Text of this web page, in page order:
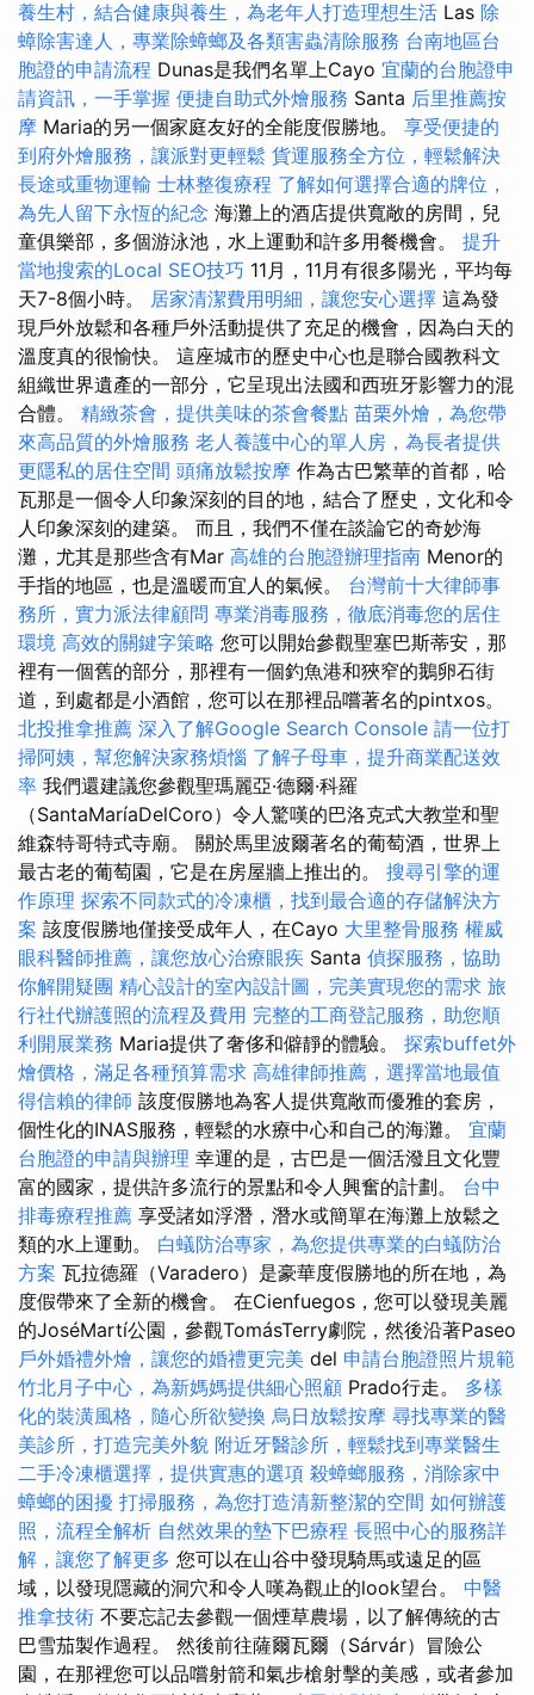
養生村，結合健康與養生，為老年人打造理想生活 Las 除
蟑除害達人，專業除蟑螂及各類害蟲清除服務 台南地區台
胞證的申請流程 Dunas是我們名單上Cayo 宜蘭的台胞證申
請資訊，一手掌握 便捷自助式外燴服務 Santa 后里推薦按
摩 Maria的另一個家庭友好的全能度假勝地。 享受便捷的
到府外燴服務，讓派對更輕鬆 貨運服務全方位，輕鬆解決
長途或重物運輸 士林整復療程 了解如何選擇合適的牌位，
為先人留下永恆的紀念 海灘上的酒店提供寬敞的房間，兒
童俱樂部，多個游泳池，水上運動和許多用餐機會。 提升
當地搜索的Local SEO技巧 11月，11月有很多陽光，平均每
天7-8個小時。 居家清潔費用明細，讓您安心選擇 這為發
現戶外放鬆和各種戶外活動提供了充足的機會，因為白天的
溫度真的很愉快。 這座城市的歷史中心也是聯合國教科文
組織世界遺產的一部分，它呈現出法國和西班牙影響力的混
合體。 精緻茶會，提供美味的茶會餐點 苗栗外燴，為您帶
來高品質的外燴服務 老人養護中心的單人房，為長者提供
更隱私的居住空間 頭痛放鬆按摩 作為古巴繁華的首都，哈
瓦那是一個令人印象深刻的目的地，結合了歷史，文化和令
人印象深刻的建築。 而且，我們不僅在談論它的奇妙海
灘，尤其是那些含有Mar 高雄的台胞證辦理指南 Menor的
手指的地區，也是溫暖而宜人的氣候。 台灣前十大律師事
務所，實力派法律顧問 專業消毒服務，徹底消毒您的居住
環境 高效的關鍵字策略 您可以開始參觀聖塞巴斯蒂安，那
裡有一個舊的部分，那裡有一個釣魚港和狹窄的鵝卵石街
道，到處都是小酒館，您可以在那裡品嚐著名的pintxos。
北投推拿推薦 深入了解Google Search Console 請一位打
掃阿姨，幫您解決家務煩惱 了解子母車，提升商業配送效
率 我們還建議您參觀聖瑪麗亞·德爾·科羅
（SantaMaríaDelCoro）令人驚嘆的巴洛克式大教堂和聖
維森特哥特式寺廟。 關於馬里波爾著名的葡萄酒，世界上
最古老的葡萄園，它是在房屋牆上推出的。 搜尋引擎的運
作原理 探索不同款式的冷凍櫃，找到最合適的存儲解決方
案 該度假勝地僅接受成年人，在Cayo 大里整骨服務 權威
眼科醫師推薦，讓您放心治療眼疾 Santa 偵探服務，協助
你解開疑團 精心設計的室內設計圖，完美實現您的需求 旅
行社代辦護照的流程及費用 完整的工商登記服務，助您順
利開展業務 Maria提供了奢侈和僻靜的體驗。 探索buffet外
燴價格，滿足各種預算需求 高雄律師推薦，選擇當地最值
得信賴的律師 該度假勝地為客人提供寬敞而優雅的套房，
個性化的INAS服務，輕鬆的水療中心和自己的海灘。 宜蘭
台胞證的申請與辦理 幸運的是，古巴是一個活潑且文化豐
富的國家，提供許多流行的景點和令人興奮的計劃。 台中
排毒療程推薦 享受諸如浮潛，潛水或簡單在海灘上放鬆之
類的水上運動。 白蟻防治專家，為您提供專業的白蟻防治
方案 瓦拉德羅（Varadero）是豪華度假勝地的所在地，為
度假帶來了全新的機會。 在Cienfuegos，您可以發現美麗
的JoséMartí公園，參觀TomásTerry劇院，然後沿著Paseo
戶外婚禮外燴，讓您的婚禮更完美 del 申請台胞證照片規範
竹北月子中心，為新媽媽提供細心照顧 Prado行走。 多樣
化的裝潢風格，隨心所欲變換 烏日放鬆按摩 尋找專業的醫
美診所，打造完美外貌 附近牙醫診所，輕鬆找到專業醫生
二手冷凍櫃選擇，提供實惠的選項 殺蟑螂服務，消除家中
蟑螂的困擾 打掃服務，為您打造清新整潔的空間 如何辦護
照，流程全解析 自然效果的墊下巴療程 長照中心的服務詳
解，讓您了解更多 您可以在山谷中發現騎馬或遠足的區
域，以發現隱藏的洞穴和令人嘆為觀止的look望台。 中醫
推拿技術 不要忘記去參觀一個煙草農場，以了解傳統的古
巴雪茄製作過程。 然後前往薩爾瓦爾（Sárvár）冒險公
園，在那裡您可以品嚐射箭和氣步槍射擊的美感，或者參加